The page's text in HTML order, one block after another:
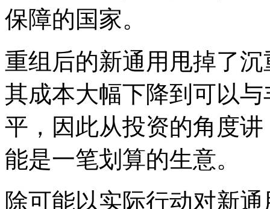
保障的国家。
重组后的新通用甩掉了
其成本大幅下降到可以
平，因此从投资的角度
能是一笔划算的生意。
除可能以实际行动对新